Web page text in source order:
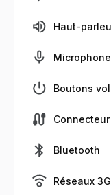
Haut-
Microphone
Boutons
Bluetooth
Réseaux